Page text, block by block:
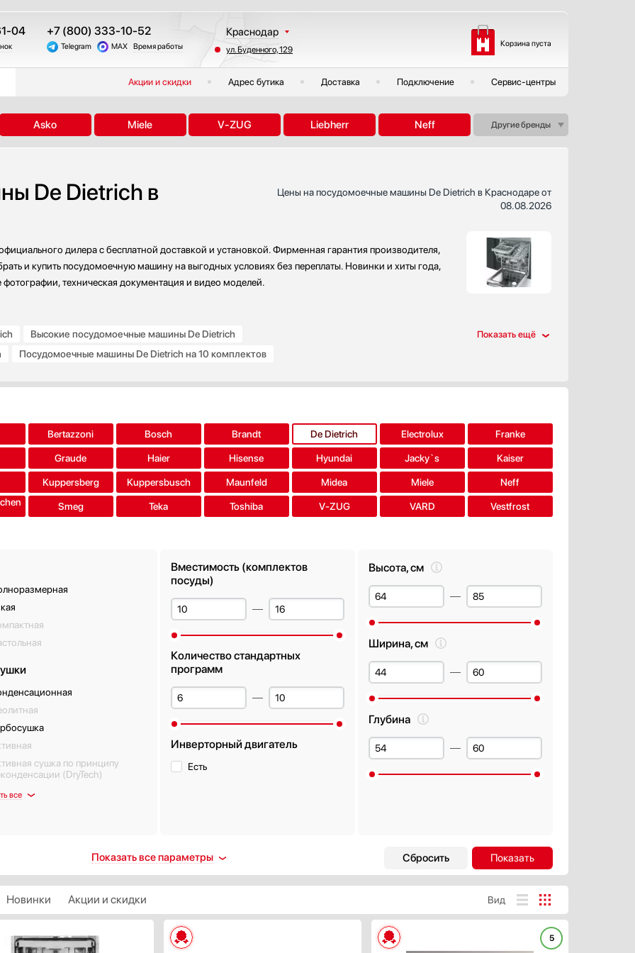
04 +7 (800) 333-10-52
Telegram MAX Время работы
Краснодар
Москва
Санкт-Петербург
Екатеринбург
Другие регионы
ул. Буденного, 129
Корзина пуста
Акции и скидки Адрес бутика Доставка Подключение Сервис-центры
Asko Miele V-ZUG Liebherr Neff Другие бренды
De Dietrich в
Цены на посудомоечные машины De Dietrich в Краснодаре от
08.08.2026
дилера с бесплатной доставкой и установкой. Фирменная гарантия производителя,
и купить посудомоечную машину на выгодных условиях без переплаты. Новинки и хиты года,
техническая документация и видео моделей.
Высокие посудомоечные машины De Dietrich
Посудомоечные машины De Dietrich на 10 комплектов
Bertazzoni Bosch Brandt De Dietrich Electrolux Franke
Graude Haier Hisense Hyundai Jacky`s Kaiser
Kuppersberg Kuppersbusch Maunfeld Midea Miele Neff
Smeg Teka Toshiba V-ZUG VARD Vestfrost
сушка по принципу
(DryTech)
все
Вместимость (комплектов
посуды)
Количество стандартных
программ
Инверторный двигатель
Есть
Высота, см
Ширина, см
Глубина
воды (AquaControl)
Половинная загрузка
Есть
A
A+
Автоматическое открывание
двери в конце цикла
Есть
Открывание двери нажатием
или постукиванием
Показать все параметры
Новинки Акции и скидки Вид
ХАРАКТЕРИСТИКИ
5